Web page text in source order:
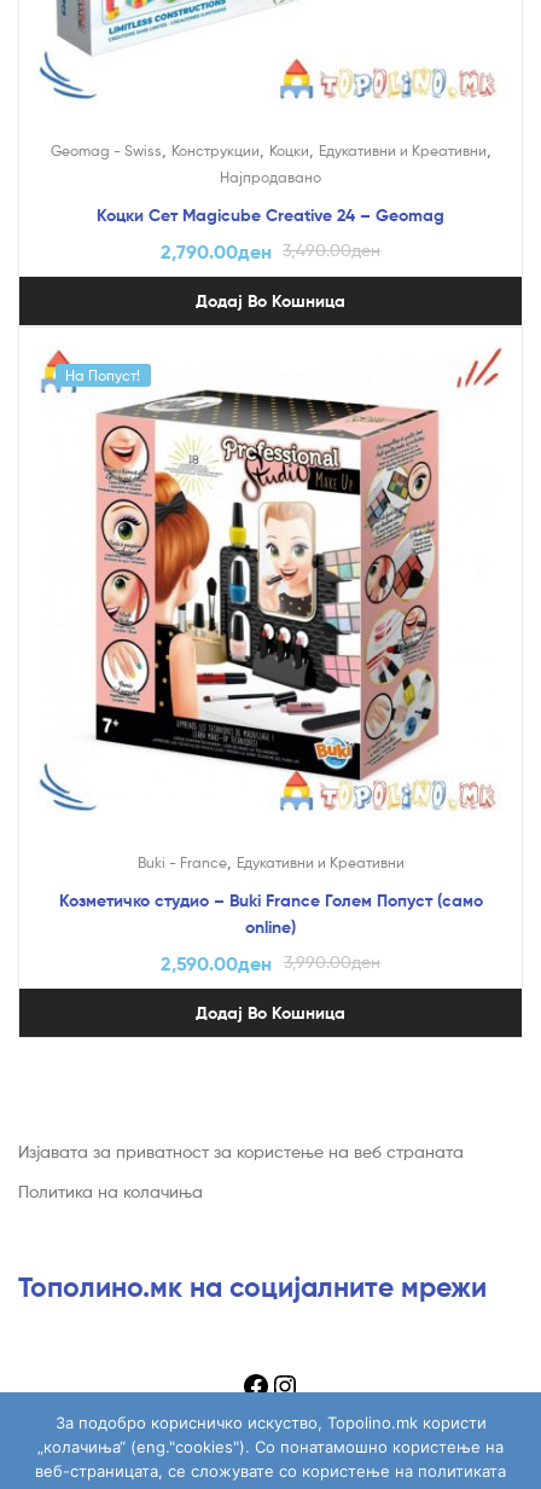
Geomag - Swiss Конструкции Коцки Едукативни и Креативни
Најпродавано
Коцки Сет Magicube Creative 24 – Geomag
3,490.00ден
2,790.00ден
Додај Во Кошница
На Попуст!
Buki - France, Едукативни и Креативни
Козметичко студио – Buki France Голем Попуст (само
online)
3,990.00ден
2,590.00ден
Додај Во Кошница
Изјавата за приватност за користење на веб страната
Политика на колачиња
Тополино.мк на социјалните мрежи
За подобро корисничко искуство, Topolino.mk користи
„колачиња“ (eng."cookies"). Со понатамошно користење на
веб-страницата, се сложувате со користење на политиката